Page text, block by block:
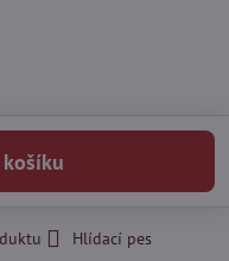
košíku
Hlídací pes